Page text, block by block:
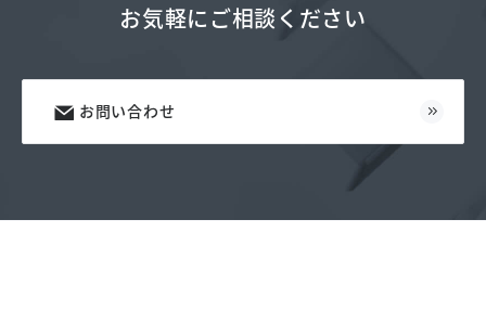
お気軽にご相談ください
お問い合わせ